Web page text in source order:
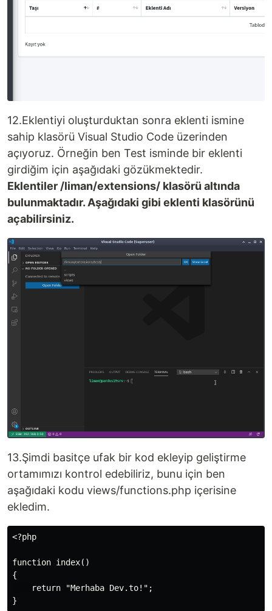
12.Eklentiyi oluşturduktan sonra eklenti ismine
sahip klasörü Visual Studio Code üzerinden
açıyoruz. Örneğin ben Test isminde bir eklenti
girdiğim için aşağıdaki gözükmektedir.
Eklentiler /liman/extensions/ klasörü altında
bulunmaktadır. Aşağıdaki gibi eklenti klasörünü
açabilirsiniz.
13.Şimdi basitçe ufak bir kod ekleyip geliştirme
ortamımızı kontrol edebiliriz, bunu için ben
aşağıdaki kodu views/functions.php içerisine
ekledim.
<?php
function index()
{
    return "Merhaba Dev.to!";